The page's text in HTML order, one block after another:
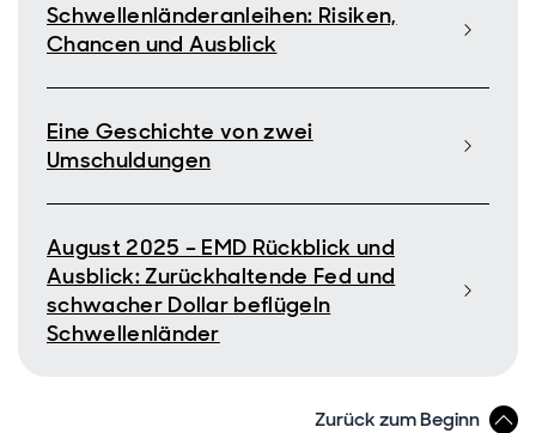
Schwellenländeranleihen: Risiken,
Chancen und Ausblick
Eine Geschichte von zwei
Umschuldungen
August 2025 – EMD Rückblick und
Ausblick: Zurückhaltende Fed und
schwacher Dollar beflügeln
Schwellenländer
Zurück zum Beginn